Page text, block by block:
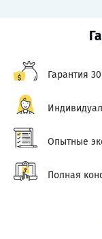
Гарантия
Опытные
Полная